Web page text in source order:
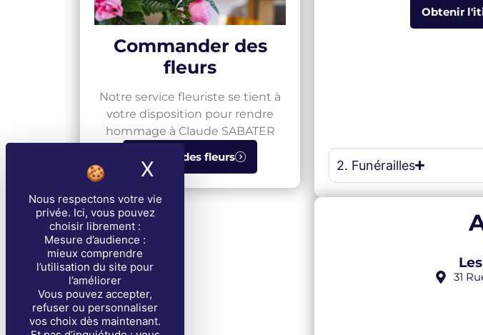
Nous respectons votre vie
privée. Ici, vous pouvez
choisir librement :
Mesure d’audience :
mieux comprendre
l’utilisation du site pour
l’améliorer
Vous pouvez accepter,
refuser ou personnaliser
vos choix dès maintenant.
X Masquer le bandeau des cookies
Commander des
fleurs
Notre service fleuriste se tient à
votre disposition pour rendre
hommage à Claude SABATER
Envoyer des fleurs
Obtenir
2. Funérailles
31